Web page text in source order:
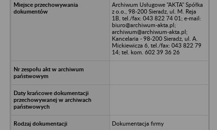
Archiwum Usługowe "AKTA" Spółka
z o.o., 98-200 Sieradz, ul. M. Reja
1B, tel./fax: 043 822 74 01; e-mail:
biuro@archiwum-akta.pl;
archiwum@archiwum-akta.pl;
Kancelaria - 98-200 Sieradz, ul. A.
Mickiewicza 6, tel./fax: 043 822 79
14; tel. kom. 602 39 36 26
Dokumentacja firmy